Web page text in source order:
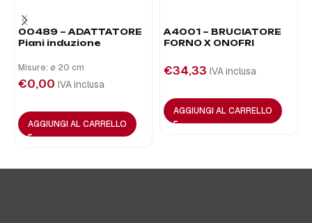
00489 – ADATTATORE
Piani induzione
Misure: ø 20 cm
€0,00 IVA inclusa
AGGIUNGI AL CARRELLO
A4001 – BRUCIATORE
FORNO X ONOFRI
€34,33 IVA inclusa
AGGIUNGI AL CARRELLO